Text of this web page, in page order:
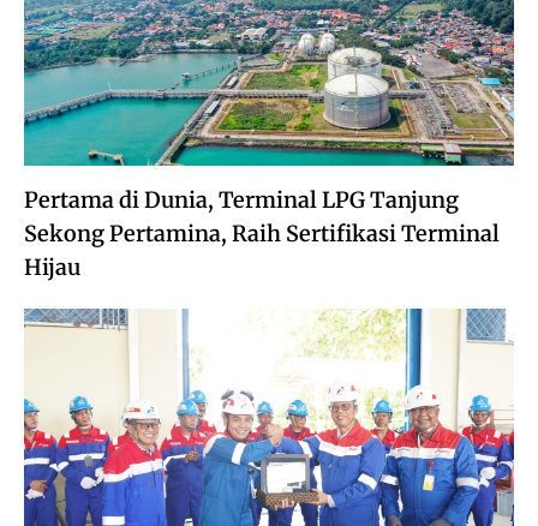
Pertama di Dunia, Terminal LPG Tanjung
Sekong Pertamina, Raih Sertifikasi Terminal
Hijau